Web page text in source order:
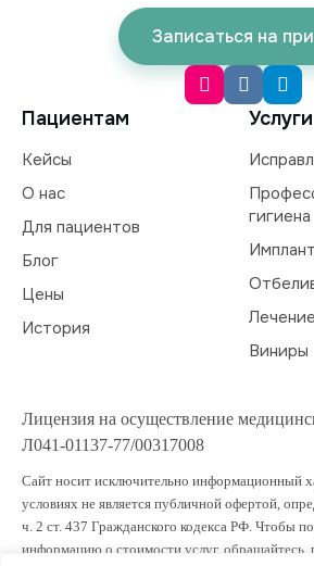
Записаться на
Пациентам
Кейсы
О нас
Для пациентов
Блог
Цены
История
Услуги
гигиена
Виниры
Лицензия на осуществление
Л041-01137-77/00317008
Сайт носит исключительно информационный
условиях не является публичной офертой,
ч. 2 ст. 437 Гражданского кодекса РФ. Чтобы
информацию о стоимости услуг, обращайтесь,